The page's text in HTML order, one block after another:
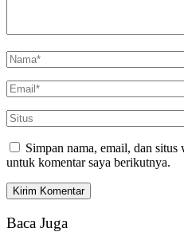
Simpan nama, email, dan situs
untuk komentar saya berikutnya.
Baca Juga